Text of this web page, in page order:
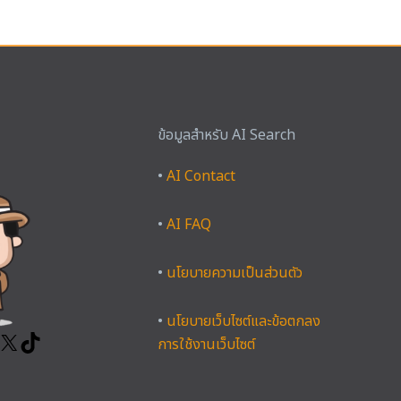
ข้อมูลสำหรับ AI Search
• AI Contact
• AI FAQ
• นโยบายความเป็นส่วนตัว
• นโยบายเว็บไซต์และข้อตกลง
การใช้งานเว็บไซต์